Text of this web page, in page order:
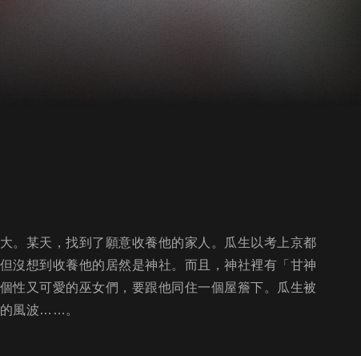
。某天，找到了願意收養他的家人。瓜生以考上京都
沒想到收養他的居然是神社。而且，神社裡有「甘神
性又可愛的巫女們，要跟他同住一個屋簷下。瓜生被
的風波……。